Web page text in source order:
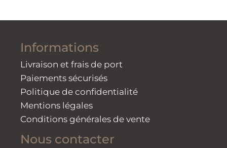
Informations
Livraison et frais de port
Paiements sécurisés
Politique de confidentialité
Mentions légales
Conditions générales de vente
Nous contacter